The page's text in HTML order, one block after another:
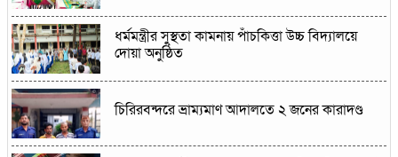
ধর্মমন্ত্রীর সুস্থতা কামনায় পাঁচকিত্তা উচ্চ বিদ্যালয়ে
দোয়া অনুষ্ঠিত
চিরিরবন্দরে ভ্রাম্যমাণ আদালতে ২ জনের কারাদণ্ড